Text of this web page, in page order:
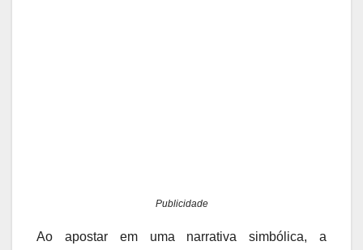
Publicidade
Ao apostar em uma narrativa simbólica, a